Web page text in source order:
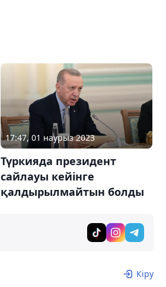
17:47, 01 наурыз 2023
Түркияда президент
сайлауы кейінге
қалдырылмайтын болды
Кіру